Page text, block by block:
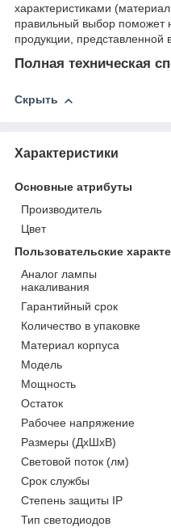
характеристиками
правильный выбор поможет
продукции, представленной
Полная техническая
Скрыть
Характеристики
Основные атрибуты
Производитель
Цвет
Пользовательские
Аналог лампы
накаливания
Гарантийный срок
Количество в упаковке
Материал корпуса
Модель
Мощность
Остаток
Рабочее напряжение
Размеры (ДхШхВ)
Световой поток (лм)
Срок службы
Степень защиты IP
Тип светодиодов